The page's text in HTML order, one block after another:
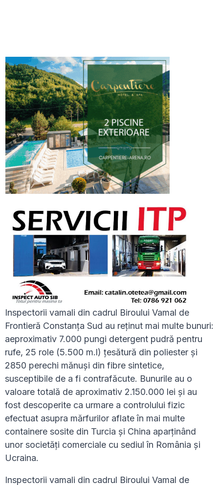
Inspectorii vamali din cadrul Biroului Vamal de
Frontieră Constanța Sud au reținut mai multe bunuri:
aeproximativ 7.000 pungi detergent pudră pentru
rufe, 25 role (5.500 m.l) țesătură din poliester și
2850 perechi mănuși din fibre sintetice,
susceptibile de a fi contrafăcute. Bunurile au o
valoare totală de aproximativ 2.150.000 lei și au
fost descoperite ca urmare a controlului fizic
efectuat asupra mărfurilor aflate în mai multe
containere sosite din Turcia și China aparținând
unor societăți comerciale cu sediul în România și
Ucraina.
Inspectorii vamali din cadrul Biroului Vamal de